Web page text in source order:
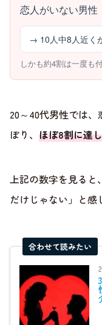
恋人がいない男性
→ 10人中8人近く
しかも約4割は一度も
20～40代男性では
ぼり、 ほぼ8割に達
上記の数字を見ると
だけじゃない」と感
合わせて読みたい